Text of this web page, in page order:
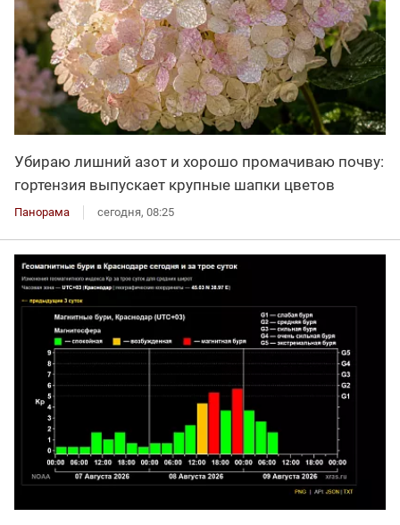
Убираю лишний азот и хорошо промачиваю почву:
гортензия выпускает крупные шапки цветов
Панорама сегодня, 08:25